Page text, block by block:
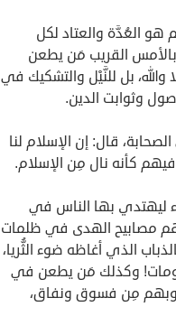
هو العُدَّة والعتاد لكل
بالأمس القريب مَن يطعن
بل للنَّيْل والتشكيك في
وثوابت الدين.
قال: إن الإسلام لنا
كأنه نال مِن الإسلام.
ليهتدي بها الناس في
هم مصابيح الهدى في ظلمات
الذي أغاظه ضوء الثُّريا،
ومات! وكذلك مَن يطعن في
مِن فسوق ونفاق،